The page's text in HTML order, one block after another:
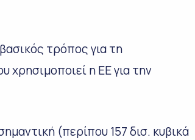
τρόπος για τη
η ΕΕ για την
(περίπου 157 δισ. κυβικά